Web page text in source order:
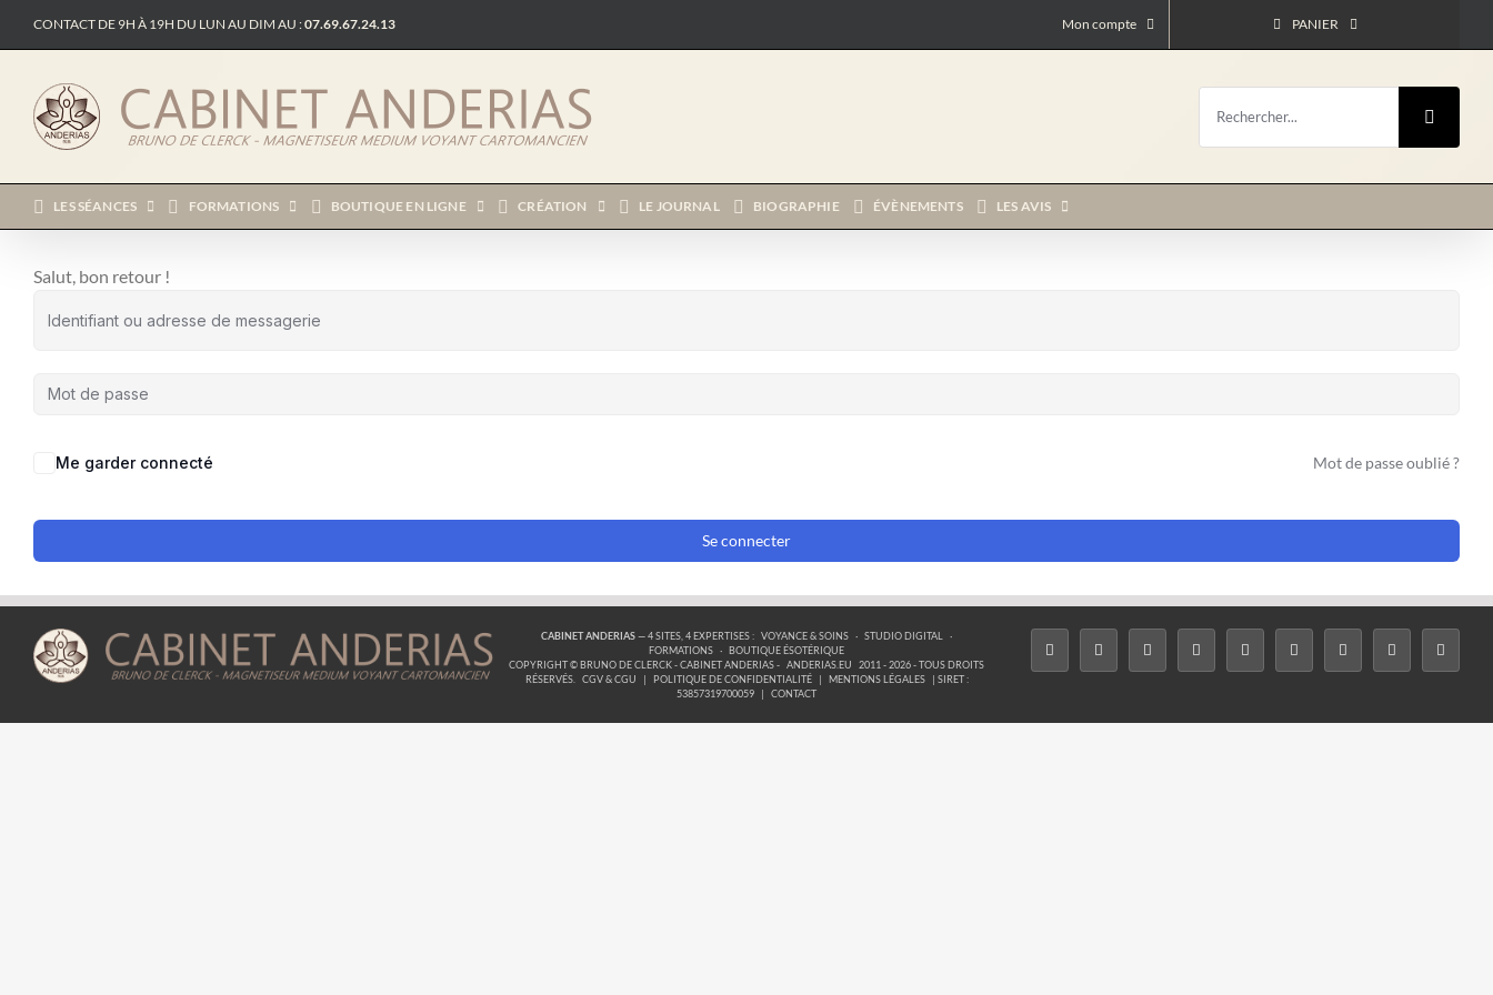
CONTACT DE 9H À 19H DU LUN AU DIM AU :07.69.67.24.13 Mon compte PANIER
LES SÉANCES FORMATIONS BOUTIQUE EN LIGNE CRÉATION LE JOURNAL BIOGRAPHIE ÉVÈNEMENTS LES AVIS
Salut, bon retour !
Me garder connecté Mot de passe oublié ?
Se connecter
CABINET ANDERIAS— 4 SITES, 4 EXPERTISES : VOYANCE & SOINS · STUDIO DIGITAL
·
FORMATIONS · BOUTIQUE ÉSOTÉRIQUE
COPYRIGHT © BRUNO DE CLERCK - CABINET ANDERIAS - ANDERIAS.EU
2011 - 2026 - TOUS DROITS
RÉSERVÉS.
CGV & CGU | POLITIQUE DE CONFIDENTIALITÉ | MENTIONS LÉGALES
| SIRET :
53857319700059
| CONTACT